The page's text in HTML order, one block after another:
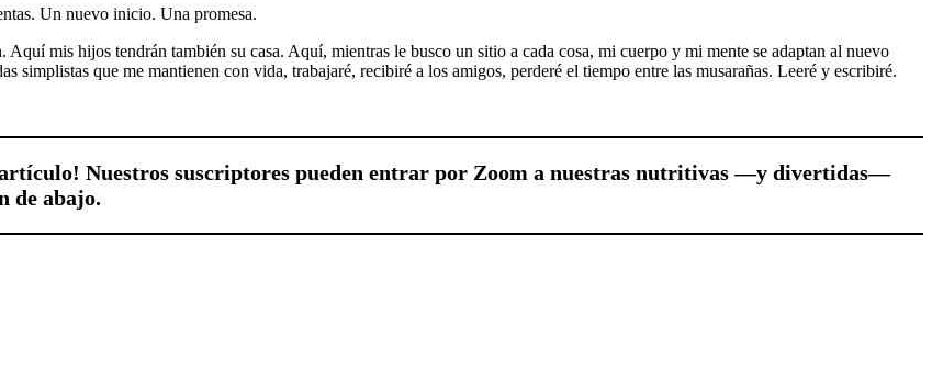
Un nuevo inicio. Una promesa.
mis hijos tendrán también su casa. Aquí, mientras le busco un sitio a cada cosa, mi cuerpo y mi mente se adaptan al nuevo
simplistas que me mantienen con vida, trabajaré, recibiré a los amigos, perderé el tiempo entre las musarañas. Leeré y escribiré.
artículo! Nuestros suscriptores pueden entrar por Zoom a nuestras nutritivas —y divertidas—
de abajo.